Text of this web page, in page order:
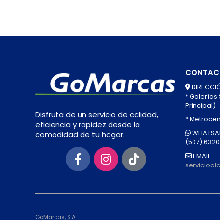
Disfruta de un servicio de calidad,
eficiencia y rapidez desde la
comodidad de tu hogar.
* Galerías
Principal)
*
(507)
EMAIL:
GoMarcas, S.A.